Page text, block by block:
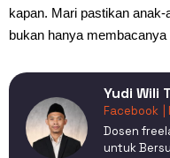
kapan. Mari pastikan
bukan hanya membacanya
Yudi Wili
Facebook
Dosen
untuk